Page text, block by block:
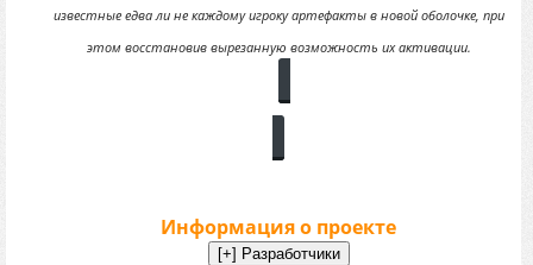
известные едва ли не каждому игроку артефакты в новой оболочке, при
этом восстановив вырезанную возможность их активации.
Информация о проекте